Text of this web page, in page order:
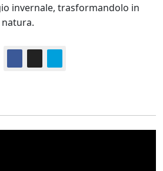
invernale, trasformandolo in